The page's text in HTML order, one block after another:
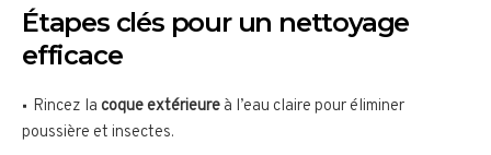
Étapes clés pour un nettoyage
efficace
Rincez la coque extérieure à l’eau claire pour éliminer
poussière et insectes.